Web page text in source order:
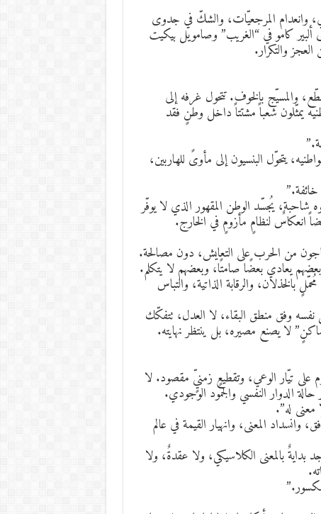
وانعدام المرجعيّات، والشكّ في جدوى
ألبير كامو في “الغريب” وصامويل بيكيت
والتكرار.
والمسيّج بالخوف. تتحول غرفه إلى
يمثّلون شعباً مشتتاً داخل وطنٍ فقد
يتحوّل البنسيون إلى مأوىً للهاربين،
يُجسّد الوطن المقهور الذي لا يوفّر
انعكاسٌ لنظامٍ مأزومٍ في الخارج.
من الحرب على التعايش، دون مصالحة.
يعادي بعضًا صامتًا، وبعضهم لا يتكلم.
بالخذلان، والرقابة الذاتية، والتباس
وفق منطق البقاء، لا العدل، تتفكّك
لا يصنع مصيره، بل ينتظر نهايته.
على تيّار الوعي، وتقطيعٍ زمنيٍّ مقصود. لا
الدوار النفسي والجمود الوجودي.
له”.
المعنى، وانهيار القيمة في عالم
بدايةٌ بالمعنى الكلاسيكي، ولا عقدةٌ، ولا